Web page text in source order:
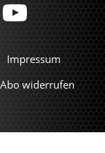
Impressum
widerrufen